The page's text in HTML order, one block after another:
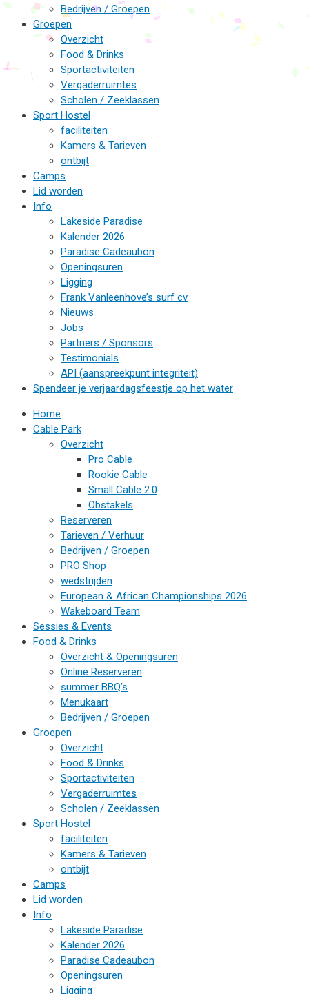
Bedrijven / Groepen
Groepen
Overzicht
Food & Drinks
Sportactiviteiten
Vergaderruimtes
Scholen / Zeeklassen
Sport Hostel
faciliteiten
Kamers & Tarieven
ontbijt
Camps
Lid worden
Info
Lakeside Paradise
Kalender 2026
Paradise Cadeaubon
Openingsuren
Ligging
Frank Vanleenhove’s surf cv
Nieuws
Jobs
Partners / Sponsors
Testimonials
API (aanspreekpunt integriteit)
Spendeer je verjaardagsfeestje op het water
Home
Cable Park
Overzicht
Pro Cable
Rookie Cable
Small Cable 2.0
Obstakels
Reserveren
Tarieven / Verhuur
Bedrijven / Groepen
PRO Shop
wedstrijden
European & African Championships 2026
Wakeboard Team
Sessies & Events
Food & Drinks
Overzicht & Openingsuren
Online Reserveren
summer BBQ’s
Menukaart
Bedrijven / Groepen
Groepen
Overzicht
Food & Drinks
Sportactiviteiten
Vergaderruimtes
Scholen / Zeeklassen
Sport Hostel
faciliteiten
Kamers & Tarieven
ontbijt
Camps
Lid worden
Info
Lakeside Paradise
Kalender 2026
Paradise Cadeaubon
Openingsuren
Ligging